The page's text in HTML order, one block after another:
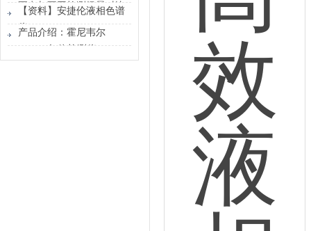
要点与不同检测场景对比
【资料】安捷伦液相色谱
仪
产品介绍：霍尼韦尔
FLEX4气体检测仪